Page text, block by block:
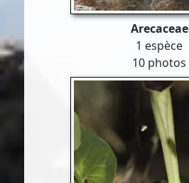
Arecaceae
1 espèce
10 photos